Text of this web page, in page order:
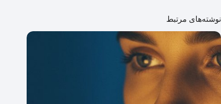
نوشته‌های مرتبط